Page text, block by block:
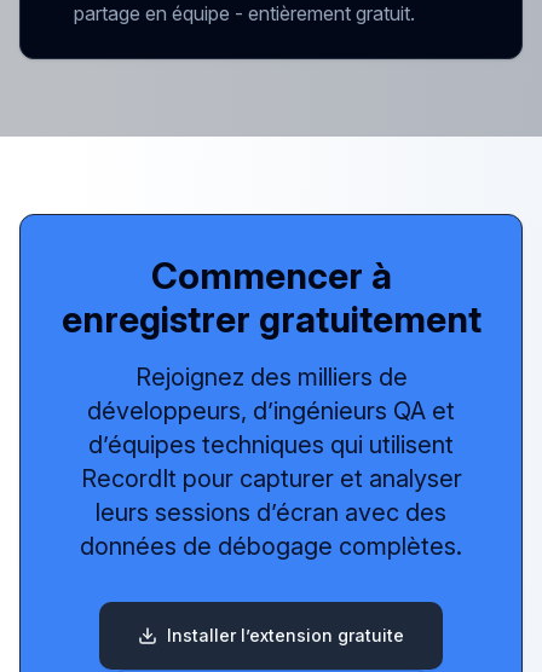
partage en équipe - entièrement gratuit.
Commencer à
enregistrer gratuitement
Rejoignez des milliers de
développeurs, d’ingénieurs QA et
d’équipes techniques qui utilisent
RecordIt pour capturer et analyser
leurs sessions d’écran avec des
données de débogage complètes.
Installer l’extension gratuite